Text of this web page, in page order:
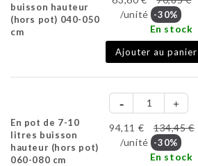
buisson hauteur
(hors pot) 040-050
cm
/unité -30%
En stock
Ajouter au panier
En pot de 7-10
litres buisson
hauteur (hors pot)
060-080 cm
94,11 €
134,45 €
/unité -30%
En stock